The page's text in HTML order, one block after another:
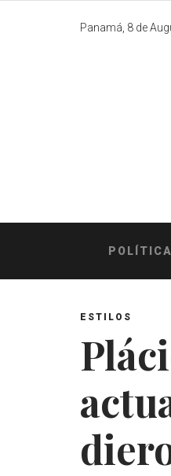
Panamá, 8 de
POLÍTICA
ESTILOS